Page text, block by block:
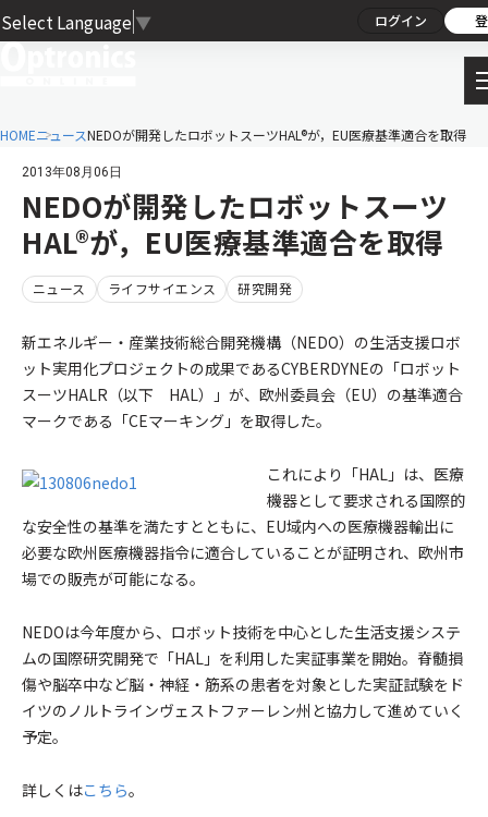
Select Language ▼ ログイン
HOMEニュースNEDOが開発したロボットスーツHAL®が，EU医療基準適合を取得
2013年08月06日
NEDOが開発したロボットスーツ
HAL®が，EU医療基準適合を取得
ニュース ライフサイエンス 研究開発
新エネルギー・産業技術総合開発機構（NEDO）の生活支援ロボ
ット実用化プロジェクトの成果であるCYBERDYNEの「ロボット
スーツHALR（以下 HAL）」が、欧州委員会（EU）の基準適合
マークである「CEマーキング」を取得した。
これにより「HAL」は、医療
機器として要求される国際的
な安全性の基準を満たすとともに、EU域内への医療機器輸出に
必要な欧州医療機器指令に適合していることが証明され、欧州市
場での販売が可能になる。
NEDOは今年度から、ロボット技術を中心とした生活支援システ
ムの国際研究開発で「HAL」を利用した実証事業を開始。脊髄損
傷や脳卒中など脳・神経・筋系の患者を対象とした実証試験をド
イツのノルトラインヴェストファーレン州と協力して進めていく
予定。
詳しくはこちら。